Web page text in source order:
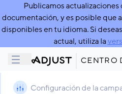
Publicamos
documentación, y es posible que
disponibles en tu idioma. Si
actual, utiliza la
CENTRO
Configuración de la